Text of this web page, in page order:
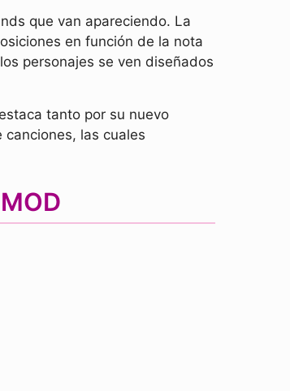
que van apareciendo. La
en función de la nota
personajes se ven diseñados
tanto por su nuevo
las cuales